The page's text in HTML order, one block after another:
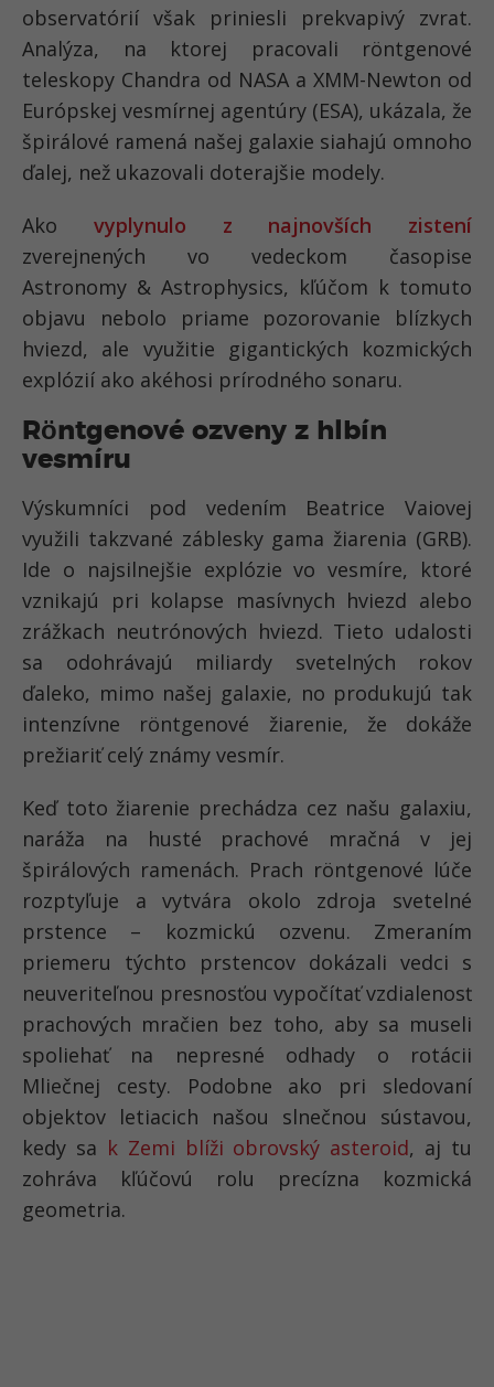
observatórií však priniesli prekvapivý zvrat.
Analýza, na ktorej pracovali röntgenové
teleskopy Chandra od NASA a XMM-Newton od
Európskej vesmírnej agentúry (ESA), ukázala, že
špirálové ramená našej galaxie siahajú omnoho
ďalej, než ukazovali doterajšie modely.
Ako vyplynulo z najnovších zistení
zverejnených vo vedeckom časopise
Astronomy & Astrophysics, kľúčom k tomuto
objavu nebolo priame pozorovanie blízkych
hviezd, ale využitie gigantických kozmických
explózií ako akéhosi prírodného sonaru.
Röntgenové ozveny z hlbín
vesmíru
Výskumníci pod vedením Beatrice Vaiovej
využili takzvané záblesky gama žiarenia (GRB).
Ide o najsilnejšie explózie vo vesmíre, ktoré
vznikajú pri kolapse masívnych hviezd alebo
zrážkach neutrónových hviezd. Tieto udalosti
sa odohrávajú miliardy svetelných rokov
ďaleko, mimo našej galaxie, no produkujú tak
intenzívne röntgenové žiarenie, že dokáže
prežiariť celý známy vesmír.
Keď toto žiarenie prechádza cez našu galaxiu,
naráža na husté prachové mračná v jej
špirálových ramenách. Prach röntgenové lúče
rozptyľuje a vytvára okolo zdroja svetelné
prstence – kozmickú ozvenu. Zmeraním
priemeru týchto prstencov dokázali vedci s
neuveriteľnou presnosťou vypočítať vzdialenosť
prachových mračien bez toho, aby sa museli
spoliehať na nepresné odhady o rotácii
Mliečnej cesty. Podobne ako pri sledovaní
objektov letiacich našou slnečnou sústavou,
kedy sa k Zemi blíži obrovský asteroid, aj tu
zohráva kľúčovú rolu precízna kozmická
geometria.